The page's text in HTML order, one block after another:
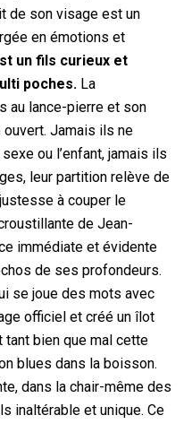
de son visage est un
en émotions et
un fils curieux et
poches. La
au lance-pierre et son
Jamais ils ne
ou l’enfant, jamais ils
leur partition relève de
à couper le
de Jean-
immédiate et évidente
de ses profondeurs.
se joue des mots avec
officiel et créé un îlot
bien que mal cette
blues dans la boisson.
dans la chair-même des
inaltérable et unique. Ce